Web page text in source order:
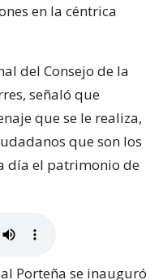
en la céntrica
del Consejo de la
señaló que
que se le realiza,
que son los
día el patrimonio de
Porteña se inauguró